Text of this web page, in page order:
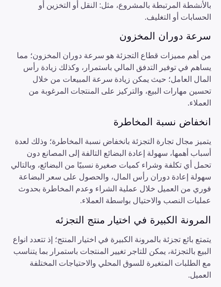
بالأنشطة المرتبطة بالمشروع، مثل: النقل أو التخزين أو
الحسابات أو التغليف.
سرعة دوران المخزون
من أهم مميزات قطاع التجزئة هو سرعة دوران المخزون؛ مما
يساهم في توفير التدفق المالي باستمرار، وكذلك زيادة رأس
المال العامل؛ حيث يمكن زيادة سرعة المبيعات من خلال
تحسين مهارات البيع، والتركيز على المنتجات المرغوبة من
العملاء.
انخفاض نسبة المخاطرة
يتميز مجال تجارة التجزئة بانخفاض نسبة المخاطرة؛ وذلك لعدة
أسباب أهمها، سهولة إعادة البضائع التالفة إلى المصانع دون
تحمل أي تكلفة وشراء كميات صغيرة نسبيًا من البضائع، وبالتالي
سهولة إعادة دوران رأس المال، والحصول على سعر البضاعة
فوري من العميل خلال عملية الشراء وعدم المخاطرة بحدوث
عمليات النصب والاحتيال بواسطة العملاء.
المرونة الكبيرة في اختيار منتج التجزئه
يتمتع بائع تجزئة بالمرونة الكبيرة في اختيار المنتج؛ إذ تتعدد انواع
البيع بالتجزئة، يمكن للتاجر تغيير المنتجات باستمرار بما يتناسب
مع الطلبات المتغيرة للسوق المحلي والاحتياجات المختلفة
العميل.